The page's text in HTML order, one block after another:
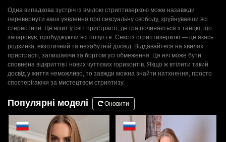
Одна випадкова зустріч із вмілою стриптизеркою може назавжди
перевернути ваші уявлення про сексуальну свободу, зруйнувавши всі
стереотипи. Це візит у світ пристрасті, де гра починається з танцю, що
зачаровує, пробуджуючи всі почуття. Секс із стриптизеркою — це якась
родзинка, екзотичний та незабутній досвід. Віддавайтеся на хвилях
пристрасті, залишаючи за бортом усі обмеження. Ця ніч може бути
сповнена відкриттів і нових чуттєвих горизонтів. Якщо ж втілити такий
досвід у життя неможливо, то завжди можна знайти натхнення, просто
спостерігаючи за мистецтвом стриптизу.
Популярні моделі Оновити